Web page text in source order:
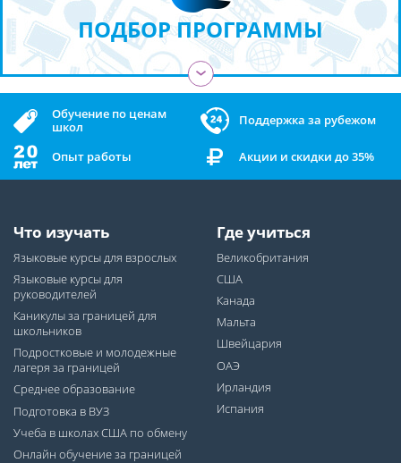
ПОДБОР ПРОГРАММЫ
›
Обучение по ценам
школ
Поддержка за рубежом
Опыт работы Акции и скидки до 35%
Что изучать
Языковые курсы для взрослых
Языковые курсы для
руководителей
Каникулы за границей для
школьников
Подростковые и молодежные
лагеря за границей
Среднее образование
Подготовка в ВУЗ
Учеба в школах США по обмену
Онлайн обучение за границей
Где учиться
Великобритания
США
Канада
Мальта
Швейцария
ОАЭ
Ирландия
Испания